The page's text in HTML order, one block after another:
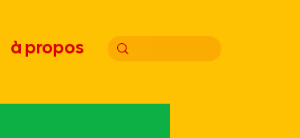
à propos